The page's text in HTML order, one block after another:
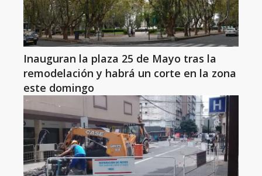
Inauguran la plaza 25 de Mayo tras la
remodelación y habrá un corte en la zona
este domingo